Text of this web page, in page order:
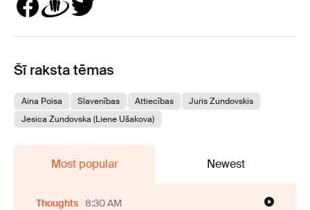
Šī raksta tēmas
Aina Poisa Slavenības Attiecības
Juris Zundovskis
Jesica Zundovska (Liene Ušakova)
Most popular Newest
Thoughts 8:30 AM